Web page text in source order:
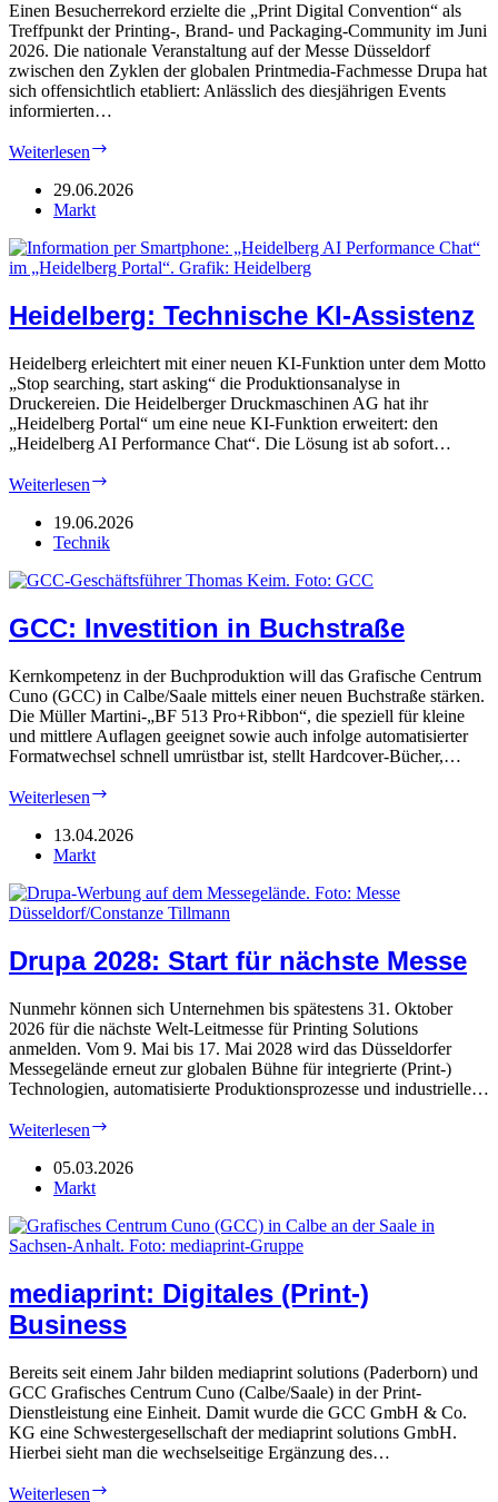
Einen Besucherrekord erzielte die „Print Digital Convention“ als
Treffpunkt der Printing-, Brand- und Packaging-Community im Juni
2026. Die nationale Veranstaltung auf der Messe Düsseldorf
zwischen den Zyklen der globalen Printmedia-Fachmesse Drupa hat
sich offensichtlich etabliert: Anlässlich des diesjährigen Events
informierten…
Weiterlesen
Zurück
29.06.2026
Markt
Heidelberg: Technische KI-Assistenz
Heidelberg erleichtert mit einer neuen KI-Funktion unter dem Motto
„Stop searching, start asking“ die Produktionsanalyse in
Druckereien. Die Heidelberger Druckmaschinen AG hat ihr
„Heidelberg Portal“ um eine neue KI-Funktion erweitert: den
„Heidelberg AI Performance Chat“. Die Lösung ist ab sofort…
Weiterlesen
KI-
Assistenz
19.06.2026
Technik
GCC: Investition in Buchstraße
Kernkompetenz in der Buchproduktion will das Grafische Centrum
Cuno (GCC) in Calbe/Saale mittels einer neuen Buchstraße stärken.
Die Müller Martini-„BF 513 Pro+Ribbon“, die speziell für kleine
und mittlere Auflagen geeignet sowie auch infolge automatisierter
Formatwechsel schnell umrüstbar ist, stellt Hardcover-Bücher,…
Weiterlesen
in
13.04.2026
Markt
Drupa 2028: Start für nächste Messe
Nunmehr können sich Unternehmen bis spätestens 31. Oktober
2026 für die nächste Welt-Leitmesse für Printing Solutions
anmelden. Vom 9. Mai bis 17. Mai 2028 wird das Düsseldorfer
Messegelände erneut zur globalen Bühne für integrierte (Print-)
Technologien, automatisierte Produktionsprozesse und industrielle…
Weiterlesen
Start
Messe
05.03.2026
Markt
mediaprint: Digitales (Print-)
Business
Bereits seit einem Jahr bilden mediaprint solutions (Paderborn) und
GCC Grafisches Centrum Cuno (Calbe/Saale) in der Print-
Dienstleistung eine Einheit. Damit wurde die GCC GmbH & Co.
KG eine Schwestergesellschaft der mediaprint solutions GmbH.
Hierbei sieht man die wechselseitige Ergänzung des…
Weiterlesen